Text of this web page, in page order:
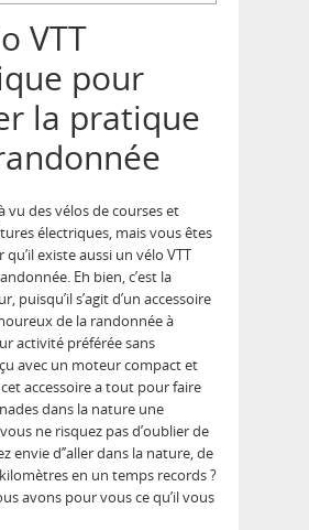
VTT
pour
la pratique
vu des vélos de courses et
électriques, mais vous êtes
qu’il existe aussi un vélo VTT
Eh bien, c’est la
puisqu’il s’agit d’un accessoire
de la randonnée à
activité préférée sans
avec un moteur compact et
accessoire a tout pour faire
dans la nature une
ne risquez pas d’oublier de
envie d’’aller dans la nature, de
en un temps records ?
avons pour vous ce qu’il vous